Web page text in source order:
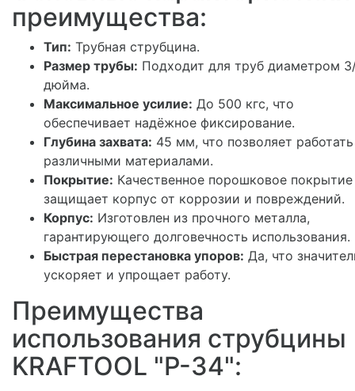
преимущества:
Тип: Трубная струбцина.
Размер трубы: Подходит для труб диаметром
дюйма.
Максимальное усилие: До 500 кгс, что
обеспечивает надёжное фиксирование.
Глубина захвата: 45 мм, что позволяет
различными материалами.
Покрытие: Качественное порошковое покрытие
защищает корпус от коррозии и повреждений.
Корпус: Изготовлен из прочного металла,
гарантирующего долговечность использования.
Быстрая перестановка упоров: Да, что
ускоряет и упрощает работу.
Преимущества
использования струбцины
KRAFTOOL "P-34":